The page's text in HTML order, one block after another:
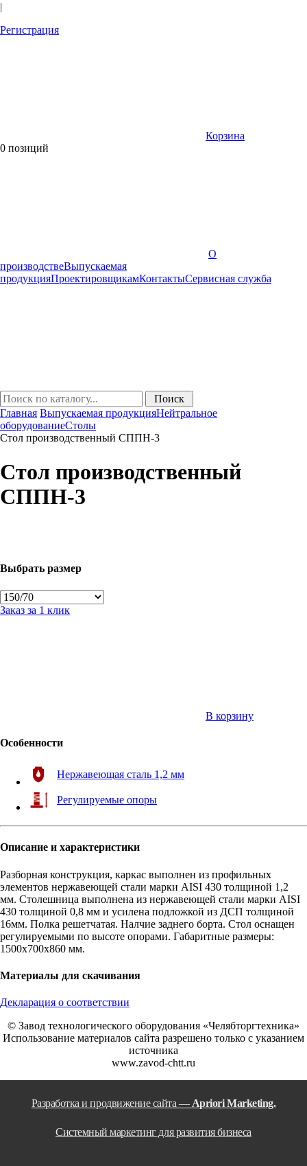
|
Регистрация
Корзина
0 позиций
О
производствеВыпускаемая
продукцияПроектировщикамКонтактыCервисная служба
Главная Выпускаемая продукцияНейтральное
оборудованиеСтолы
Стол производственный СППН-3
Стол производственный
СППН-3
Выбрать размер
Заказ за 1 клик
В корзину
Особенности
Нержавеющая сталь 1,2 мм
Регулируемые опоры
Описание и характеристики
Разборная конструкция, каркас выполнен из профильных
элементов нержавеющей стали марки AISI 430 толщиной 1,2
мм. Столешница выполнена из нержавеющей стали марки AISI
430 толщиной 0,8 мм и усилена подложкой из ДСП толщиной
16мм. Полка решетчатая. Налчие заднего борта. Стол оснащен
регулируемыми по высоте опорами. Габаритные размеры:
1500х700х860 мм.
Материалы для скачивания
Декларация о соответствии
© Завод технологического оборудования «Челябторгтехника»
Использование материалов сайта разрешено только с указанием
источника
www.zavod-chtt.ru
Разработка и продвижение сайта — Apriori Marketing.
Системный маркетинг для развития бизнеса